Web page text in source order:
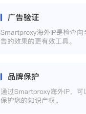
广告验证
Smartproxy海外IP是检查
告的效果的更有效工具。
品牌保护
通过Smartproxy海外IP，
保护您的知识产权。